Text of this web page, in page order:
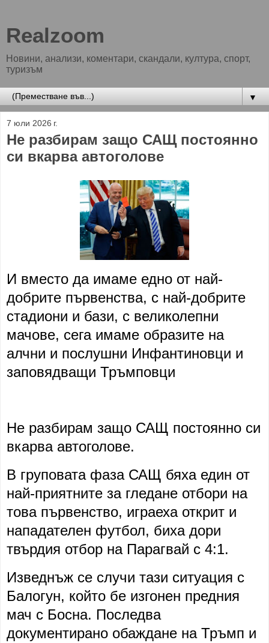
Realzoom
Новини, анализи, коментари, скандали, култура, спорт,
туризъм
▼
7 юли 2026 г.
Не разбирам защо САЩ постоянно
си вкарва автоголове
И вместо да имаме едно от най-
добрите първенства, с най-добрите
стадиони и бази, с великолепни
мачове, сега имаме образите на
алчни и послушни Инфантиновци и
заповядващи Тръмповци
Не разбирам защо САЩ постоянно си
вкарва автоголове.
В груповата фаза САЩ бяха един от
най-приятните за гледане отбори на
това първенство, играеха открит и
нападателен футбол, биха дори
твърдия отбор на Парагвай с 4:1.
Изведнъж се случи тази ситуация с
Балогун, който бе изгонен предния
мач с Босна. Последва
документирано обаждане на Тръмп и